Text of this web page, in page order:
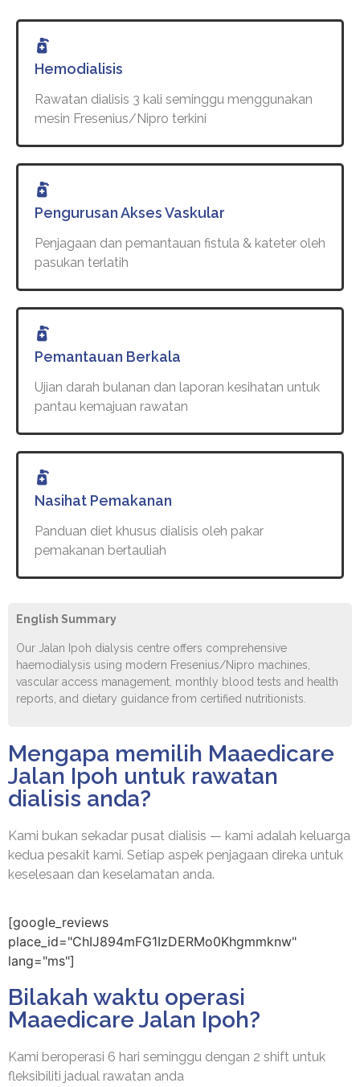
Hemodialisis
Rawatan dialisis 3 kali seminggu menggunakan
mesin Fresenius/Nipro terkini
Pengurusan Akses Vaskular
Penjagaan dan pemantauan fistula & kateter oleh
pasukan terlatih
Pemantauan Berkala
Ujian darah bulanan dan laporan kesihatan untuk
pantau kemajuan rawatan
Nasihat Pemakanan
Panduan diet khusus dialisis oleh pakar
pemakanan bertauliah
English Summary
Our Jalan Ipoh dialysis centre offers comprehensive
haemodialysis using modern Fresenius/Nipro machines,
vascular access management, monthly blood tests and health
reports, and dietary guidance from certified nutritionists.
Mengapa memilih Maaedicare
Jalan Ipoh untuk rawatan
dialisis anda?
Kami bukan sekadar pusat dialisis — kami adalah keluarga
kedua pesakit kami. Setiap aspek penjagaan direka untuk
keselesaan dan keselamatan anda.
[google_reviews
place_id="ChIJ894mFG1IzDERMo0Khgmmknw"
lang="ms"]
Bilakah waktu operasi
Maaedicare Jalan Ipoh?
Kami beroperasi 6 hari seminggu dengan 2 shift untuk
fleksibiliti jadual rawatan anda